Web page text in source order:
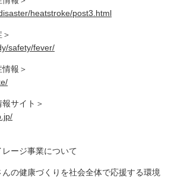
heatstroke/post3.html
safety/fever/
報＞
サイト＞
ージ事業について
の健康づくりを社会全体で応援する環境